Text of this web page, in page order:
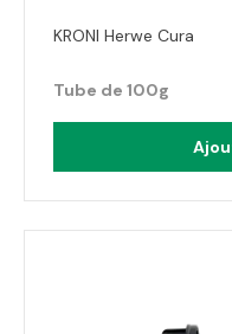
KRONI Herwe Cura
Tube de 100g